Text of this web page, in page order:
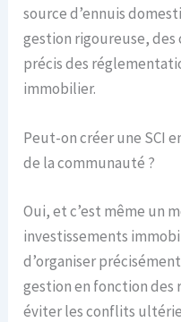
source d’ennuis
gestion rigoureuse, des
précis des
immobilier.
Peut-on créer une SCI
de la communauté ?
Oui, et c’est même un
investissements
d’organiser
gestion en fonction des
éviter les conflits